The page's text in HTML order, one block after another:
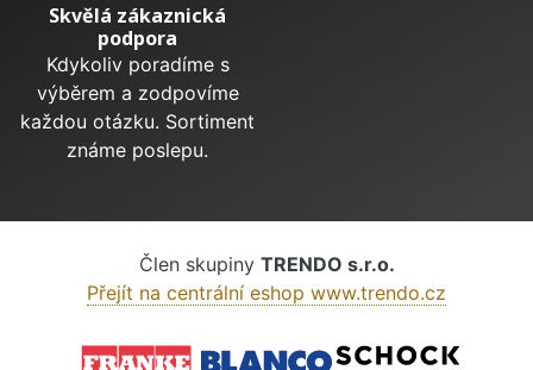
Skvělá zákaznická
podpora
Kdykoliv poradíme s
výběrem a zodpovíme
každou otázku. Sortiment
známe poslepu.
Člen skupiny TRENDO s.r.o.
Přejít na centrální eshop www.trendo.cz